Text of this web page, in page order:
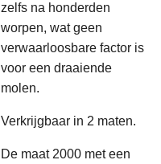
zelfs na honderden
worpen, wat geen
verwaarloosbare factor is
voor een draaiende
molen.
Verkrijgbaar in 2 maten.
De maat 2000 met een